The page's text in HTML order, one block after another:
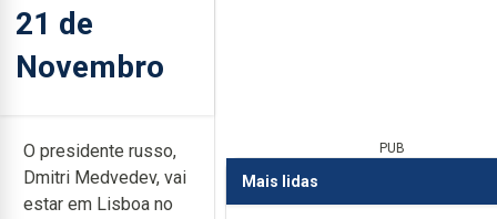
21 de
Novembro
O presidente russo,
Dmitri Medvedev, vai
estar em Lisboa no
PUB
Mais lidas